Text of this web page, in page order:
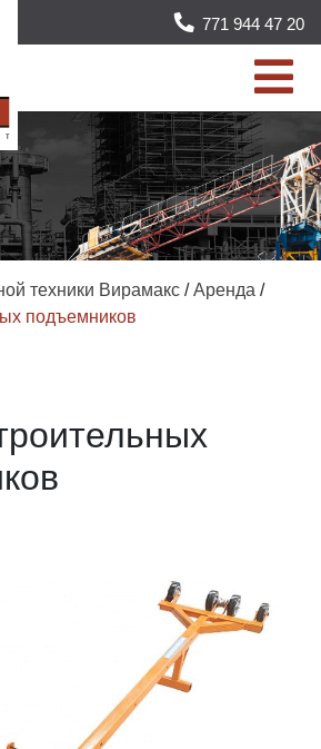
771 944 47 20
техники Вирамакс /Аренда /
подъемников